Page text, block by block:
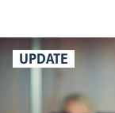
Unternehmens.
UPDATE